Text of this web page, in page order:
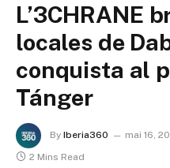
L’3CHRANE
locales de
conquista al
Tánger
By Iberia360 mai 16,
2 Mins Read